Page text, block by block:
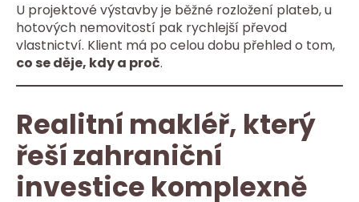
U projektové výstavby je běžné rozložení plateb, u
hotových nemovitostí pak rychlejší převod
vlastnictví. Klient má po celou dobu přehled o tom,
co se děje, kdy a proč.
Realitní makléř, který
řeší zahraniční
investice komplexně